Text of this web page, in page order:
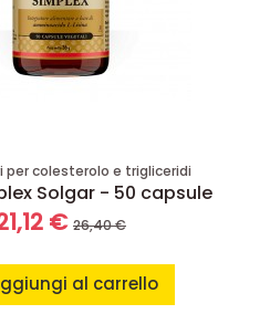
per colesterolo e trigliceridi
Solgar - 50 capsule
€ 26,40 €
al carrello